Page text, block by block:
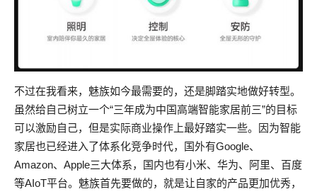
不过在我看来，魅族如今最需要的，还是脚踏实地做好转型。
虽然给自己树立一个“三年成为中国高端智能家居前三”的目标
可以激励自己，但是实际商业操作上最好踏实一些。因为智能
家居也已经进入了体系化竞争时代，国外有Google、
Amazon、Apple三大体系，国内也有小米、华为、阿里、百度
等AIoT平台。魅族首先要做的，就是让自家的产品更加优秀，